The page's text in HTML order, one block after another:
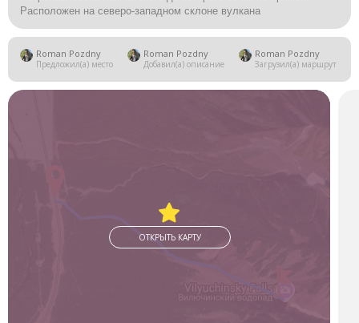
Расположен на северо-западном склоне вулкана
Roman Pozdny
Предложил(а) место
Roman Pozdny
Добавил(а) описание
Roman Pozdny
Загрузил(а) маршрут
ОТКРЫТЬ КАРТУ